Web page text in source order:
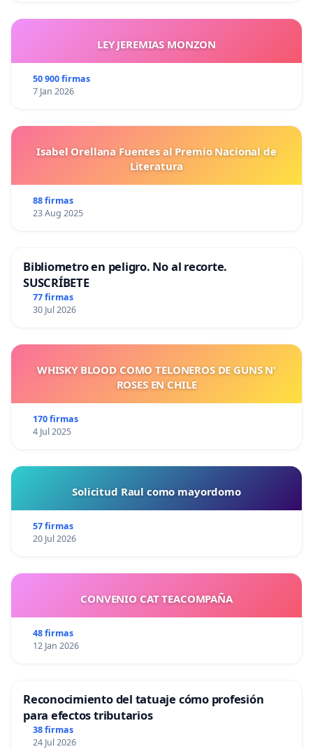
LEY JEREMIAS MONZON
50 900 firmas
7 Jan 2026
Isabel Orellana Fuentes al Premio Nacional de
Literatura
88 firmas
23 Aug 2025
Bibliometro en peligro. No al recorte.
SUSCRÍBETE
77 firmas
30 Jul 2026
WHISKY BLOOD COMO TELONEROS DE GUNS N'
ROSES EN CHILE
170 firmas
4 Jul 2025
Solicitud Raul como mayordomo
57 firmas
20 Jul 2026
CONVENIO CAT TEACOMPAÑA
48 firmas
12 Jan 2026
Reconocimiento del tatuaje cómo profesión
para efectos tributarios
38 firmas
24 Jul 2026